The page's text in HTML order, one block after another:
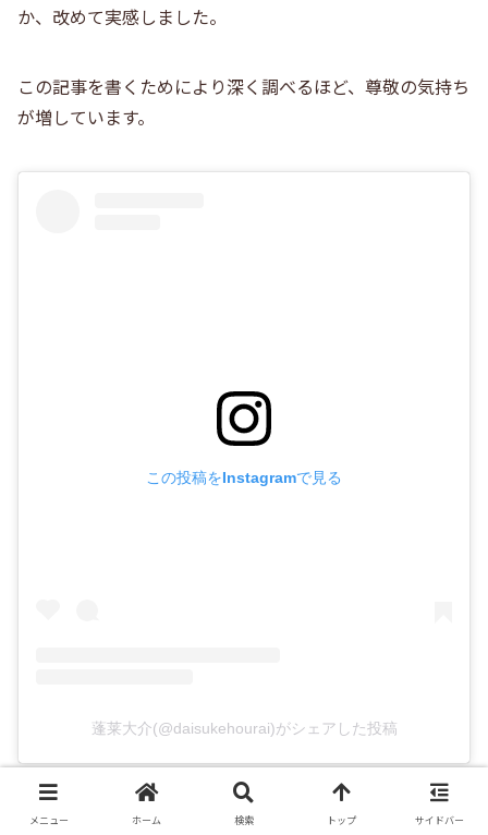
か、改めて実感しました。
この記事を書くためにより深く調べるほど、尊敬の気持ち
が増しています。
この投稿をInstagramで見る
蓬莱大介(@daisukehourai)がシェアした投稿
メニュー ホーム 検索 トップ サイドバー